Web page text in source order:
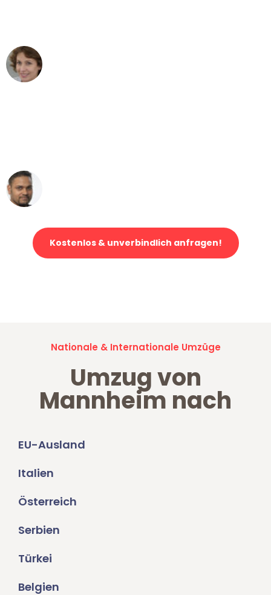
Kostenlos & unverbindlich anfragen!
Nationale & Internationale Umzüge
Umzug von
Mannheim nach
EU-Ausland
Italien
Österreich
Serbien
Türkei
Belgien